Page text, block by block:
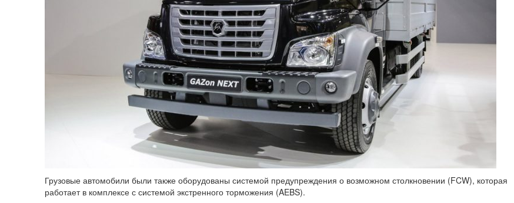
Грузовые автомобили были также оборудованы системой предупреждения о возможном столкновении (FCW), которая
работает в комплексе с системой экстренного торможения (AEBS).